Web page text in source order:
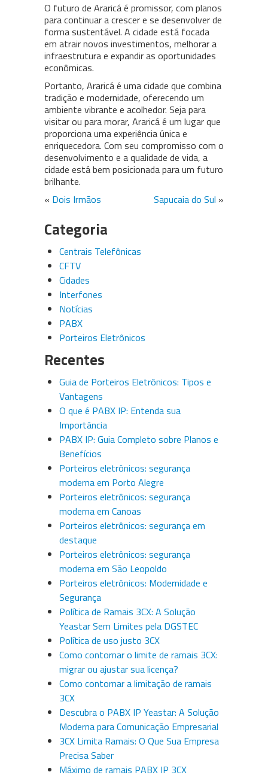
O futuro de Araricá é promissor, com planos
para continuar a crescer e se desenvolver de
forma sustentável. A cidade está focada
em atrair novos investimentos, melhorar a
infraestrutura e expandir as oportunidades
econômicas.
Portanto, Araricá é uma cidade que combina
tradição e modernidade, oferecendo um
ambiente vibrante e acolhedor. Seja para
visitar ou para morar, Araricá é um lugar que
proporciona uma experiência única e
enriquecedora. Com seu compromisso com o
desenvolvimento e a qualidade de vida, a
cidade está bem posicionada para um futuro
brilhante.
« Dois Irmãos Sapucaia do Sul »
Categoria
Centrais Telefônicas
CFTV
Cidades
Interfones
Notícias
PABX
Porteiros Eletrônicos
Recentes
Guia de Porteiros Eletrônicos: Tipos e
Vantagens
O que é PABX IP: Entenda sua
Importância
PABX IP: Guia Completo sobre Planos e
Benefícios
Porteiros eletrônicos: segurança
moderna em Porto Alegre
Porteiros eletrônicos: segurança
moderna em Canoas
Porteiros eletrônicos: segurança em
destaque
Porteiros eletrônicos: segurança
moderna em São Leopoldo
Porteiros eletrônicos: Modernidade e
Segurança
Política de Ramais 3CX: A Solução
Yeastar Sem Limites pela DGSTEC
Política de uso justo 3CX
Como contornar o limite de ramais 3CX:
migrar ou ajustar sua licença?
Como contornar a limitação de ramais
3CX
Descubra o PABX IP Yeastar: A Solução
Moderna para Comunicação Empresarial
3CX Limita Ramais: O Que Sua Empresa
Precisa Saber
Máximo de ramais PABX IP 3CX